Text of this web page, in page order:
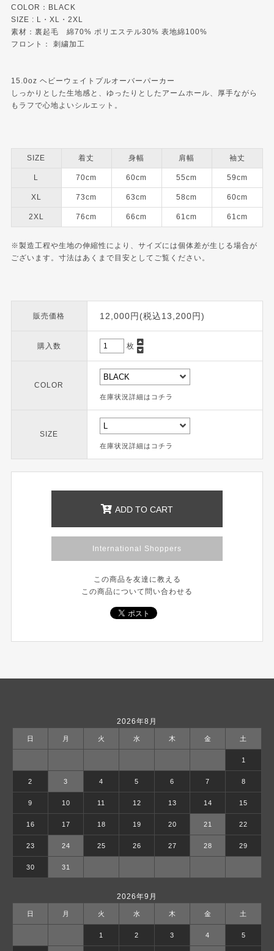
COLOR：BLACK
SIZE : L・XL・2XL
素材：裏起毛 綿70% ポリエステル30% 表地綿100%
フロント： 刺繍加工
15.0oz ヘビーウェイトプルオーバーパーカー
しっかりとした生地感と、ゆったりとしたアームホール、厚手ながら
もラフで心地よいシルエット。
SIZE 着丈 身幅 肩幅 袖丈
L 70cm 60cm 55cm 59cm
XL 73cm 63cm 58cm 60cm
2XL 76cm 66cm 61cm 61cm
※製造工程や生地の伸縮性により、サイズには個体差が生じる場合が
ございます。寸法はあくまで目安としてご覧ください。
販売価格 12,000円(税込13,200円)
購入数 枚
COLOR
在庫状況詳細はコチラ
SIZE
在庫状況詳細はコチラ
ADD TO CART
International Shoppers
この商品を友達に教える
この商品について問い合わせる
2026年8月
日 月 火 水 木 金 土
1
2 3 4 5 6 7 8
9 10 11 12 13 14 15
16 17 18 19 20 21 22
23 24 25 26 27 28 29
30 31
2026年9月
日 月 火 水 木 金 土
1 2 3 4 5